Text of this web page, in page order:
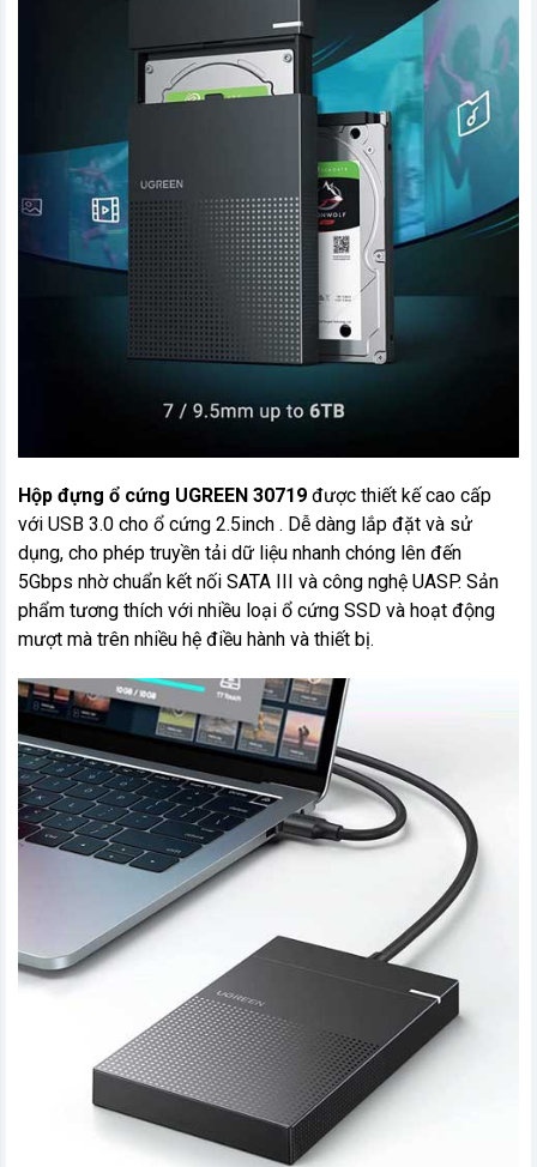
Hộp đựng ổ cứng UGREEN 30719 được thiết kế cao cấp
với USB 3.0 cho ổ cứng 2.5inch . Dễ dàng lắp đặt và sử
dụng, cho phép truyền tải dữ liệu nhanh chóng lên đến
5Gbps nhờ chuẩn kết nối SATA III và công nghệ UASP. Sản
phẩm tương thích với nhiều loại ổ cứng SSD và hoạt động
mượt mà trên nhiều hệ điều hành và thiết bị.